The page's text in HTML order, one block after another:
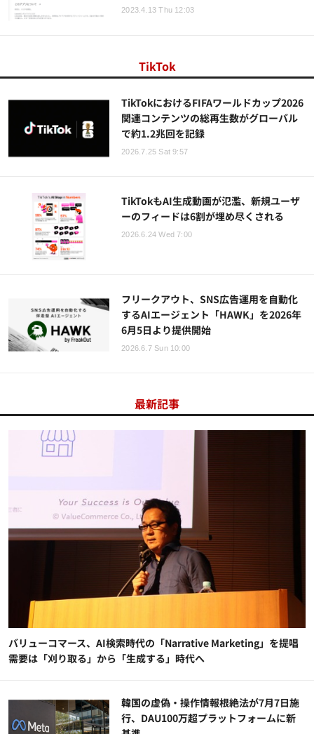
2023.4.13 Thu 12:03
TikTok
TikTokにおけるFIFAワールドカップ2026
関連コンテンツの総再生数がグローバル
で約1.2兆回を記録
2026.7.25 Sat 9:57
TikTokもAI生成動画が氾濫、新規ユーザ
ーのフィードは6割が埋め尽くされる
2026.6.24 Wed 7:00
フリークアウト、SNS広告運用を自動化
するAIエージェント「HAWK」を2026年
6月5日より提供開始
2026.6.7 Sun 10:00
最新記事
バリューコマース、AI検索時代の「Narrative Marketing」を提唱
需要は「刈り取る」から「生成する」時代へ
韓国の虚偽・操作情報根絶法が7月7日施
行、DAU100万超プラットフォームに新